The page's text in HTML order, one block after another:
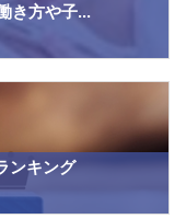
き方や子...
ンキング